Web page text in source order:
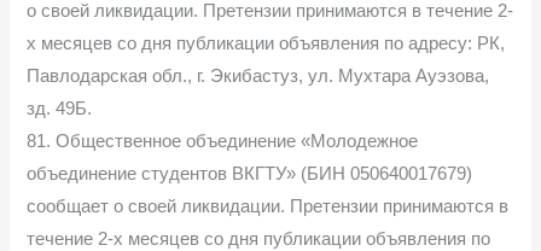
о своей ликвидации. Претензии принимаются в течение 2-
х месяцев со дня публикации объявления по адресу: РК,
Павлодарская обл., г. Экибастуз, ул. Мухтара Ауэзова,
зд. 49Б.
81. Общественное объединение «Молодежное
объединение студентов ВКГТУ» (БИН 050640017679)
сообщает о своей ликвидации. Претензии принимаются в
течение 2-х месяцев со дня публикации объявления по